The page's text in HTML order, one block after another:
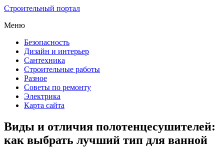
Строительный портал
Меню
Безопасность
Дизайн и интерьер
Сантехника
Строительные работы
Разное
Советы по ремонту
Электрика
Карта сайта
Виды и отличия полотенцесушителей:
как выбрать лучший тип для ванной